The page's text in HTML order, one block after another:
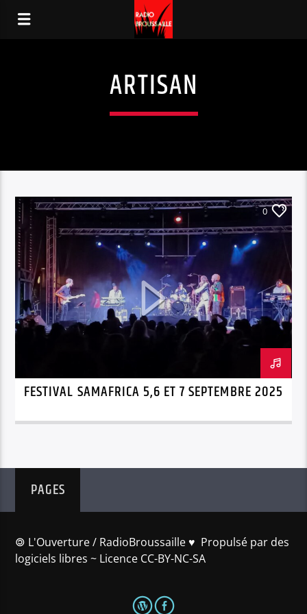
ARTISAN
0
FESTIVAL SAMAFRICA 5,6 ET 7 SEPTEMBRE 2025
PAGES
🄯 L'Ouverture / RadioBroussaille ♥️ Propulsé par des
logiciels libres ~ Licence CC-BY-NC-SA